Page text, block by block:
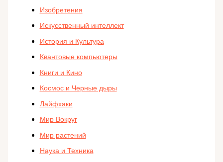
Изобретения
Искусственный интеллект
История и Культура
Квантовые компьютеры
Книги и Кино
Космос и Черные дыры
Лайфхаки
Мир Вокруг
Мир растений
Наука и Техника